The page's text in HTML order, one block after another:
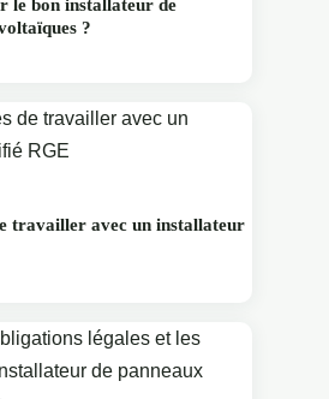
le bon installateur de
?
travailler avec un installateur